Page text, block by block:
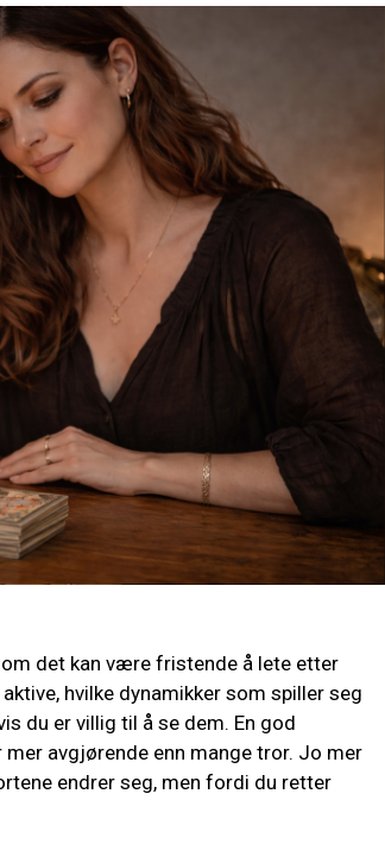
det kan være fristende å lete etter
hvilke dynamikker som spiller seg
du er villig til å se dem. En god
avgjørende enn mange tror. Jo mer
endrer seg, men fordi du retter